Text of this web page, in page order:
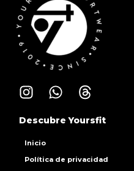
Inicio
Política de privacidad
Descubre Yoursfit